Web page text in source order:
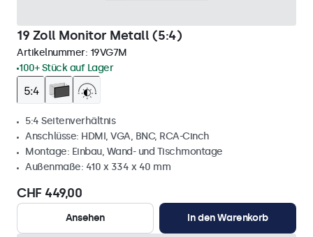
19 Zoll Monitor Metall (5:4)
Artikelnummer: 19VG7M
100+ Stück auf Lager
5:4 Seitenverhältnis
Anschlüsse: HDMI, VGA, BNC, RCA-Cinch
Montage: Einbau, Wand- und Tischmontage
Außenmaße: 410 x 334 x 40 mm
CHF 449,00
Ansehen In den Warenkorb